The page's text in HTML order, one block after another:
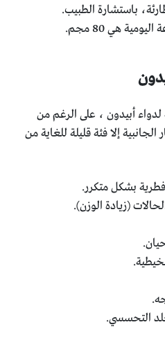
باستشارة الطبيب.
هي 80 مجم.
لدواء أبيدون ، على الرغم من
إلا فئة قليلة للغاية من
بشكل متكرر.
(زيادة الوزن).
التحسسي.